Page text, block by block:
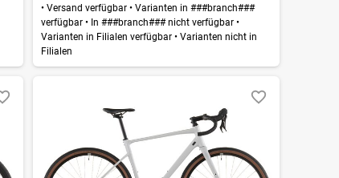
•Versand verfügbar •Varianten in ###branch###
verfügbar •In ###branch### nicht verfügbar •
Varianten in Filialen verfügbar •Varianten nicht in
Filialen